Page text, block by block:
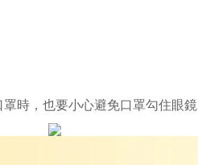
時，也要小心避免口罩勾住眼鏡